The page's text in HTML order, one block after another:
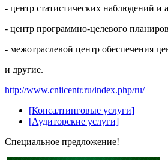
- центр статистических наблюдений
- центр программно-целевого
- межотраслевой центр обеспечения
и другие.
http://www.cniicentr.ru/index.php/ru/
[Консалтинговые услуги]
[Аудиторские услуги]
Специальное предложение!